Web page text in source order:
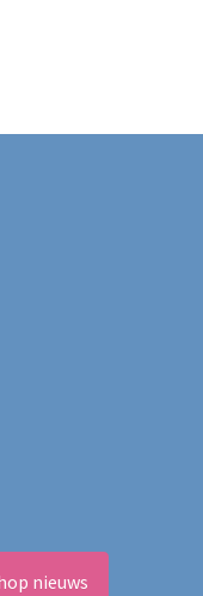
optie
nieuws